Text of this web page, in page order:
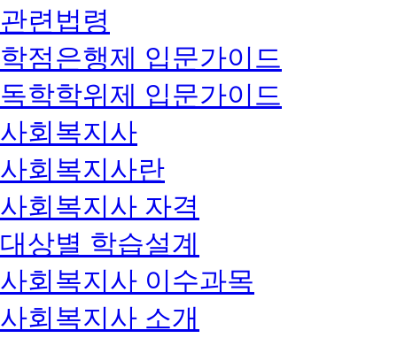
관련법령
학점은행제 입문가이드
독학학위제 입문가이드
사회복지사
사회복지사란
사회복지사 자격
대상별 학습설계
사회복지사 이수과목
사회복지사 소개